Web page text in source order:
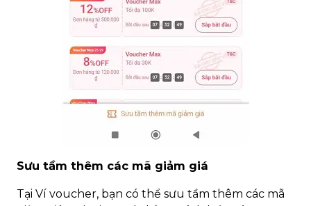
Sưu tầm thêm các mã giảm giá
Tại Ví voucher, bạn có thể sưu tầm thêm các mã